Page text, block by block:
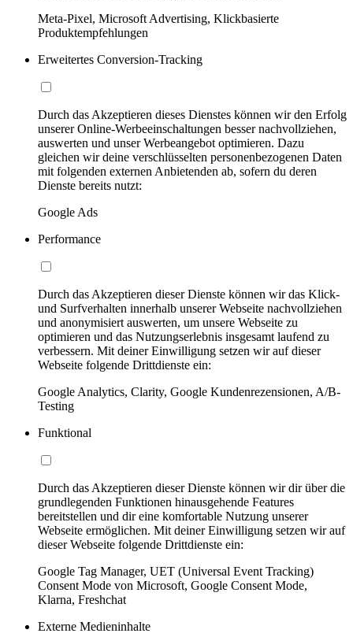
Meta-Pixel, Microsoft Advertising, Klickbasierte
Produktempfehlungen
Erweitertes Conversion-Tracking
Durch das Akzeptieren dieses Dienstes können wir den Erfolg
unserer Online-Werbeeinschaltungen besser nachvollziehen,
auswerten und unser Werbeangebot optimieren. Dazu
gleichen wir deine verschlüsselten personenbezogenen Daten
mit folgenden externen Anbietenden ab, sofern du deren
Dienste bereits nutzt:
Google Ads
Performance
Durch das Akzeptieren dieser Dienste können wir das Klick-
und Surfverhalten innerhalb unserer Webseite nachvollziehen
und anonymisiert auswerten, um unsere Webseite zu
optimieren und das Nutzungserlebnis insgesamt laufend zu
verbessern. Mit deiner Einwilligung setzen wir auf dieser
Webseite folgende Drittdienste ein:
Google Analytics, Clarity, Google Kundenrezensionen, A/B-
Testing
Funktional
Durch das Akzeptieren dieser Dienste können wir dir über die
grundlegenden Funktionen hinausgehende Features
bereitstellen und dir eine komfortable Nutzung unserer
Webseite ermöglichen. Mit deiner Einwilligung setzen wir auf
dieser Webseite folgende Drittdienste ein:
Google Tag Manager, UET (Universal Event Tracking)
Consent Mode von Microsoft, Google Consent Mode,
Klarna, Freshchat
Externe Medieninhalte